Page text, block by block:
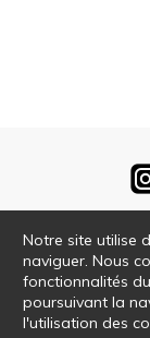
Notre site utilise
naviguer. Nous
fonctionnalités
poursuivant la
l'utilisation des